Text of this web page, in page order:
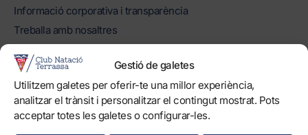
Gestió de galetes
Utilitzem galetes per oferir-te una millor experiència,
analitzar el trànsit i personalitzar el contingut mostrat. Pots
acceptar totes les galetes o configurar-les.
Informació corporativa i transparència
Treballa amb nosaltres
Objectius de Desenvolupament Sostenible
INSTAL·LACIONS
Horaris